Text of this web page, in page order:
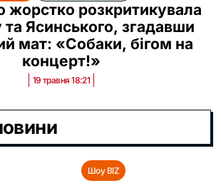
жорстко розкритикувала
Ясинського, згадавши
мат: «‎Собаки, бігом на
концерт!»
19 травня 18:21
Шоу BIZ